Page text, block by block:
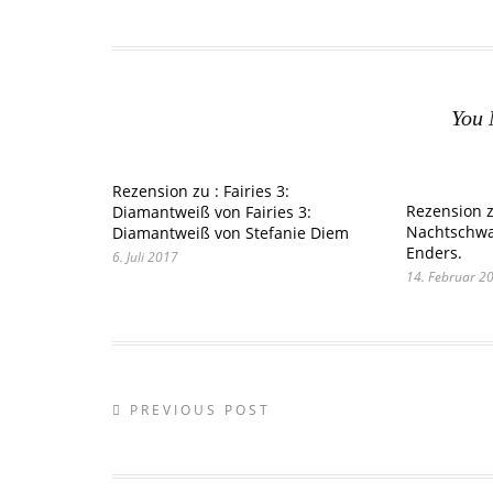
Rezension zu : Fairies 3:
Diamantweiß von Fairies 3:
Diamantweiß von Stefanie Diem
6. Juli 2017
Rezension
Enders.
14. Februar
PREVIOUS POST